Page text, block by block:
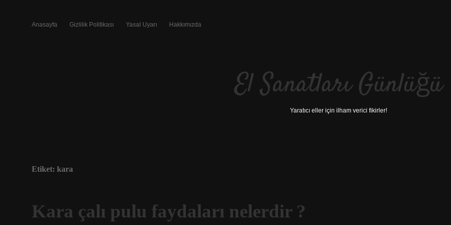
Anasayfa Gizlilik Politikası Yasal Uyarı Hakkımızda
El Sanatları Günlüğü
Yaratıcı eller için ilham verici fikirler!
Etiket: kara
Kara çalı pulu faydaları nelerdir ?